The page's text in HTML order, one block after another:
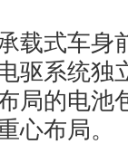
载式车身
驱系统独
局的电池
心布局。